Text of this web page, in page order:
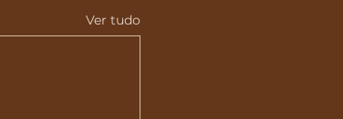
Ver tudo